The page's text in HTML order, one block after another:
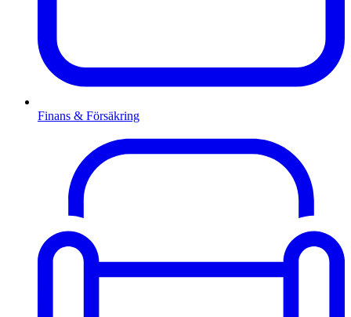
Finans & Försäkring